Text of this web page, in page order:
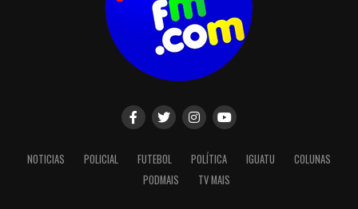
NOTICIAS POLICIAL FUTEBOL POLÍTICA IGUATU
COLUNAS
PODMAIS
TV MAIS